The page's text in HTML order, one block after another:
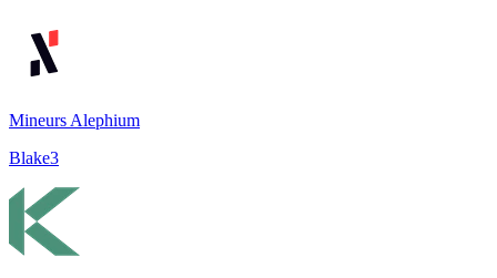
Mineurs Alephium
Blake3